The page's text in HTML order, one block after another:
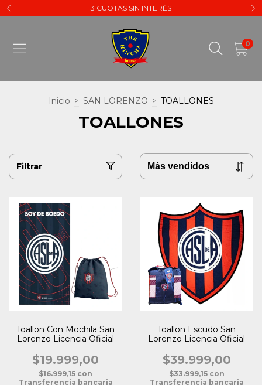
3 CUOTAS SIN INTERÉS
0
Inicio > SAN LORENZO > TOALLONES
TOALLONES
Filtrar
Toallon Con Mochila San
Lorenzo Licencia Oficial
$19.999,00
$16.999,15 con
Transferencia bancaria
Toallon Escudo San
Lorenzo Licencia Oficial
$39.999,00
$33.999,15 con
Transferencia bancaria